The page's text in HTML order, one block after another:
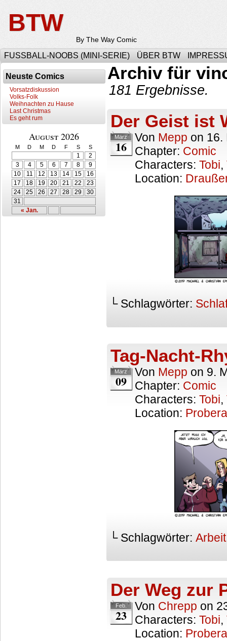
BTW
By The Way Comic
FUSSBALL-NOOBS (MINI-SERIE) ÜBER BTW
Neuste Comics
Vorsatzdiskussion
Volks-Folk
Weihnachten zu Hause
Last Christmas
Es geht rum
August 2026
M D M D F S S
« Jan.
1
2
3
4 5 6 7 8
9
10
11 12 13 14 15
16
17
18 19 20 21 22
23
24
25 26 27 28 29
30
31
Archiv für
181 Ergebnisse.
Der Geist ist
März
16
Von Mepp on 16.
Chapter: Comic
Characters: Tobi,
Location:
└ Schlagwörter:
Tag-Nacht-
März
09
Von Mepp on 9.
Chapter: Comic
Characters: Tobi,
Location:
└ Schlagwörter: Arbeit
Der Weg zur
Feb.
23
Von Chrepp on
Characters: Tobi,
Location: